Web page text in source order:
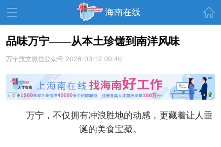
海南在线
资讯中心 热点 旅游
文体 财经
教育 健康 房产
家装 交通 美食
品味万宁——从本土珍馐到南洋风味
万宁旅文微信公众号 2026-03-12 09:40
万宁，不仅拥有冲浪胜地的动感，更藏着让人垂
涎的美食宝藏。